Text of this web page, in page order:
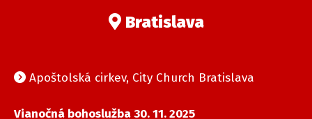
Bratislava
Apoštolská cirkev, City Church Bratislava
Vianočná bohoslužba 30. 11. 2025